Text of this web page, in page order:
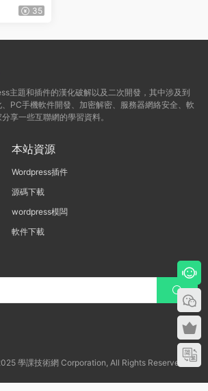
– WordP
35
主題和插件的漢化破解以及二次開發，其中涉及到
PC手機軟件開發、加密解密、服務器網絡安全、軟
享一些互聯網的學習資料。
本站資源
Wordpress插件
源碼下載
wordpress模闆
軟件下載
學課技術網 Corporation, All Rights Reserved